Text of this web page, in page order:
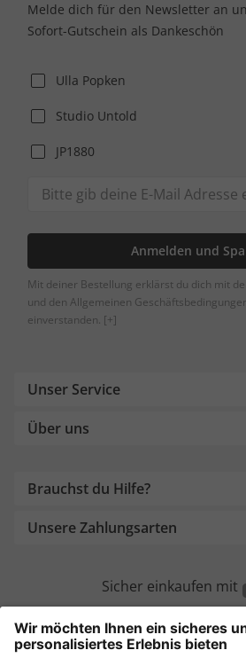
Melde dich für den Newsletter an
Sofort-Gutschein als Dankeschön
Ulla Popken
Studio Untold
JP1880
Anmelden und
Mit deiner Bestellung erklärst du dich mit
und den Allgemeinen
einverstanden. [+]
Unser Service
Über uns
Brauchst du Hilfe?
Unsere Zahlungsarten
Sicher einkaufen mit
Weitere Onlineshops